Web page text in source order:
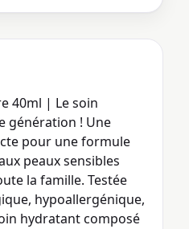
40ml | Le soin
génération ! Une
pour une formule
peaux sensibles
la famille. Testée
hypoallergénique,
hydratant composé